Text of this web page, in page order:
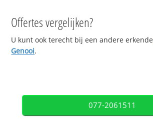
Offertes vergelijken?
U kunt ook terecht bij een andere erkende
Genooi.
077-2061511